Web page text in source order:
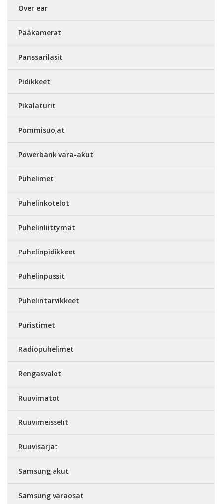
Over ear
Pääkamerat
Panssarilasit
Pidikkeet
Pikalaturit
Pommisuojat
Powerbank vara-akut
Puhelimet
Puhelinkotelot
Puhelinliittymät
Puhelinpidikkeet
Puhelinpussit
Puhelintarvikkeet
Puristimet
Radiopuhelimet
Rengasvalot
Ruuvimatot
Ruuvimeisselit
Ruuvisarjat
Samsung akut
Samsung varaosat